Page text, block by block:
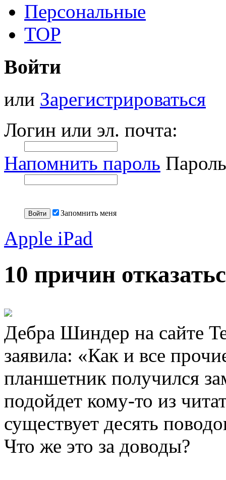
Персональные
TOP
Войти
или Зарегистрироваться
Логин или эл. почта:
Напомнить пароль
Запомнить меня
Apple iPad
10 причин
Дебра Шиндер на сайте
заявила: «Как и все
планшетник получился
подойдет кому-то из
существует десять
Что же это за доводы?